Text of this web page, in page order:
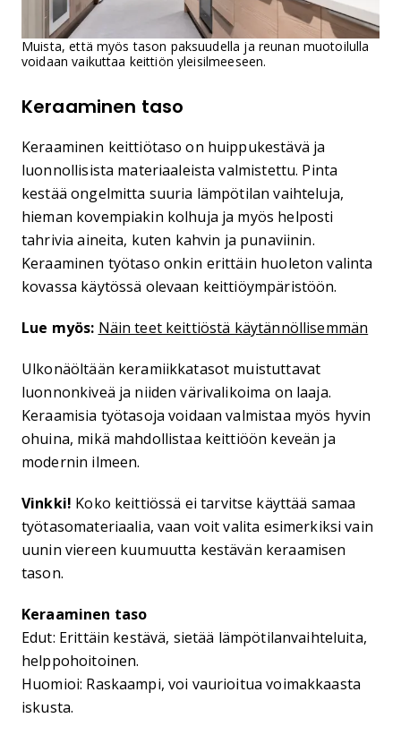
Muista, että myös tason paksuudella ja reunan muotoilulla
voidaan vaikuttaa keittiön yleisilmeeseen.
Keraaminen taso
Keraaminen keittiötaso on huippukestävä ja
luonnollisista materiaaleista valmistettu. Pinta
kestää ongelmitta suuria lämpötilan vaihteluja,
hieman kovempiakin kolhuja ja myös helposti
tahrivia aineita, kuten kahvin ja punaviinin.
Keraaminen työtaso onkin erittäin huoleton valinta
kovassa käytössä olevaan keittiöympäristöön.
Lue myös: Näin teet keittiöstä käytännöllisemmän
Ulkonäöltään keramiikkatasot muistuttavat
luonnonkiveä ja niiden värivalikoima on laaja.
Keraamisia työtasoja voidaan valmistaa myös hyvin
ohuina, mikä mahdollistaa keittiöön keveän ja
modernin ilmeen.
Vinkki! Koko keittiössä ei tarvitse käyttää samaa
työtasomateriaalia, vaan voit valita esimerkiksi vain
uunin viereen kuumuutta kestävän keraamisen
tason.
Keraaminen taso
Edut: Erittäin kestävä, sietää lämpötilanvaihteluita,
helppohoitoinen.
Huomioi: Raskaampi, voi vaurioitua voimakkaasta
iskusta.